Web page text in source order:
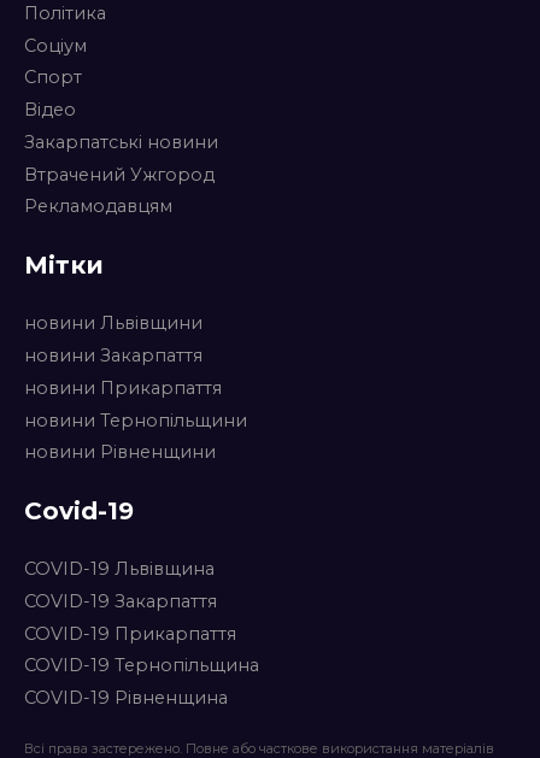
Політика
Соціум
Спорт
Відео
Закарпатські новини
Втрачений Ужгород
Рекламодавцям
Мітки
новини Львівщини
новини Закарпаття
новини Прикарпаття
новини Тернопільщини
новини Рівненщини
Covid-19
COVID-19 Львівщина
COVID-19 Закарпаття
COVID-19 Прикарпаття
COVID-19 Тернопільщина
COVID-19 Рівненщина
Всі права застережено. Повне або часткове використання матеріалів